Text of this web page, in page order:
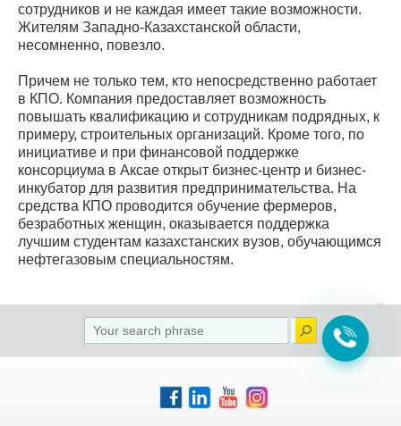
сотрудников и не каждая имеет такие возможности.
Жителям Западно-Казахстанской области,
несомненно, повезло.
Причем не только тем, кто непосредственно работает
в КПО. Компания предоставляет возможность
повышать квалификацию и сотрудникам подрядных, к
примеру, строительных организаций. Кроме того, по
инициативе и при финансовой поддержке
консорциума в Аксае открыт бизнес-центр и бизнес-
инкубатор для развития предпринимательства. На
средства КПО проводится обучение фермеров,
безработных женщин, оказывается поддержка
лучшим студентам казахстанских вузов, обучающимся
нефтегазовым специальностям.
×